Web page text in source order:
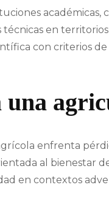
en
con criterios
enfrenta
al bienestar
en contextos